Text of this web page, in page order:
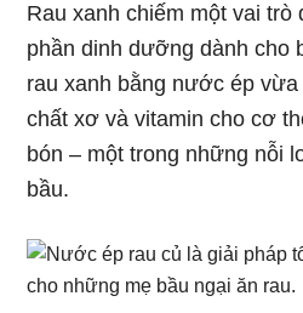
Rau xanh chiếm một vai trò
phần dinh dưỡng dành cho
rau xanh bằng nước ép
chất xơ và vitamin cho cơ
bón – một trong những nỗi
bầu.